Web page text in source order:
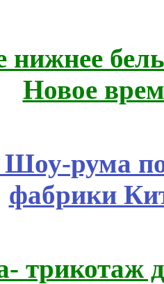
нижнее
Новое
рума
фабрики
трикотаж